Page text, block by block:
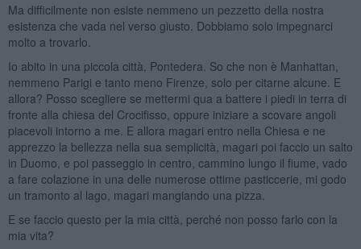
Ma difficilmente non esiste nemmeno un pezzetto della nostra
esistenza che vada nel verso giusto. Dobbiamo solo impegnarci
molto a trovarlo.
Io abito in una piccola città, Pontedera. So che non è Manhattan,
nemmeno Parigi e tanto meno Firenze, solo per citarne alcune. E
allora? Posso scegliere se mettermi qua a battere i piedi in terra di
fronte alla chiesa del Crocifisso, oppure iniziare a scovare angoli
piacevoli intorno a me. E allora magari entro nella Chiesa e ne
apprezzo la bellezza nella sua semplicità, magari poi faccio un salto
in Duomo, e poi passeggio in centro, cammino lungo il fiume, vado
a fare colazione in una delle numerose ottime pasticcerie, mi godo
un tramonto al lago, magari mangiando una pizza.
E se faccio questo per la mia città, perché non posso farlo con la
mia vita?